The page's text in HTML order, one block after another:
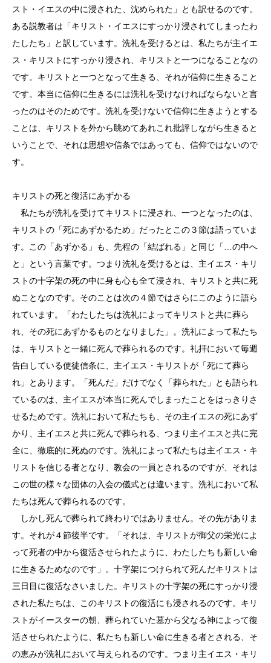
スト・イエスの中に浸された、沈められた」とも訳せるのです。
ある説教者は「キリスト・イエスにすっかり浸されてしまったわ
たしたち」と訳しています。洗礼を受けるとは、私たちが主イエ
ス・キリストにすっかり浸され、キリストと一つになることなの
です。キリストと一つとなって生きる、それが信仰に生きること
です。本当に信仰に生きるには洗礼を受けなければならないと言
ったのはそのためです。洗礼を受けないで信仰に生きようとする
ことは、キリストを外から眺めてあれこれ批評しながら生きると
いうことで、それは思想や信条ではあっても、信仰ではないので
す。
キリストの死と復活にあずかる
私たちが洗礼を受けてキリストに浸され、一つとなったのは、
キリストの「死にあずかるため」だったとこの３節は語っていま
す。この「あずかる」も、先程の「結ばれる」と同じ「…の中へ
と」という言葉です。つまり洗礼を受けるとは、主イエス・キリ
ストの十字架の死の中に身も心も全て浸され、キリストと共に死
ぬことなのです。そのことは次の４節ではさらにこのように語ら
れています。「わたしたちは洗礼によってキリストと共に葬ら
れ、その死にあずかるものとなりました」。洗礼によって私たち
は、キリストと一緒に死んで葬られるのです。礼拝において毎週
告白している使徒信条に、主イエス・キリストが「死にて葬ら
れ」とあります。「死んだ」だけでなく「葬られた」とも語られ
ているのは、主イエスが本当に死んでしまったことをはっきりさ
せるためです。洗礼において私たちも、その主イエスの死にあず
かり、主イエスと共に死んで葬られる、つまり主イエスと共に完
全に、徹底的に死ぬのです。洗礼によって私たちは主イエス・キ
リストを信じる者となり、教会の一員とされるのですが、それは
この世の様々な団体の入会の儀式とは違います。洗礼において私
たちは死んで葬られるのです。
しかし死んで葬られて終わりではありません。その先がありま
す。それが４節後半です。「それは、キリストが御父の栄光によ
って死者の中から復活させられたように、わたしたちも新しい命
に生きるためなのです」。十字架につけられて死んだキリストは
三日目に復活なさいました。キリストの十字架の死にすっかり浸
された私たちは、このキリストの復活にも浸されるのです。キリ
ストがイースターの朝、葬られていた墓から父なる神によって復
活させられたように、私たちも新しい命に生きる者とされる、そ
の恵みが洗礼において与えられるのです。つまり主イエス・キリ